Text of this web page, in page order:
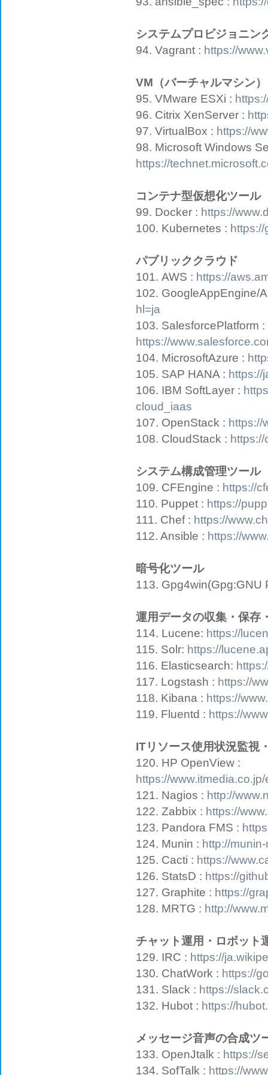
システムプロビジョニン
94. Vagrant : https://
VM（バーチャルマシン）
95. VMware ESXi :
96. Citrix XenServer :
97. VirtualBox : https://
98. Microsoft Windows
https://
コンテナ型仮想化ツール
99. Docker : https://
100. Kubernetes :
パブリッククラウド
101. AWS : https://
102. GoogleAppEngine/
hl=ja
103. SalesforcePlatform :
https://
104. MicrosoftAzure :
105. SAP HANA : https://
106. IBM SoftLayer :
cloud_iaas
107. OpenStack : https://
108. CloudStack :
システム構成管理ツール
109. CFEngine : https://
110. Puppet : https://
111. Chef : https://
112. Ansible : https://
暗号化ツール
113. Gpg4win(Gpg:GNU
運用データの収集・保存
114. Lucene: https://
115. Solr: https://
116. Elasticsearch:
117. Logstash : https://
118. Kibana : https://
119. Fluentd : https://
ITリソース使用状況監視
120. HP OpenView :
https://
121. Nagios : http://
122. Zabbix : https://
123. Pandora FMS :
124. Munin : http://
125. Cacti : https://
126. StatsD : https://
127. Graphite : https://
128. MRTG : http://
チャット運用・ロボット
129. IRC : https://
130. ChatWork : https://
131. Slack : https://
132. Hubot : https://
メッセージ音声の合成ツ
133. OpenJtalk : https://
134. SofTalk : https://